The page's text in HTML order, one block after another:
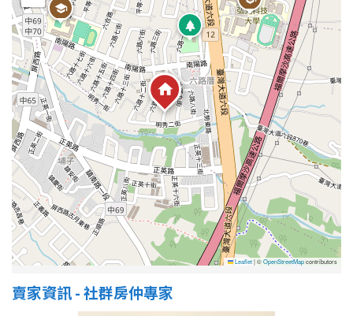
屋齡
不拘
5 年以下
5-10 年 10-20 年
20-30 年 30-40 年
40 年以上
售價 Leaflet|©OpenStreetMapcontributors
賣家資訊 - 社群房仲專家